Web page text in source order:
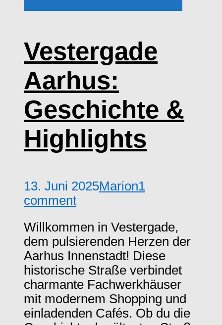
Vestergade
Aarhus:
Geschichte &
Highlights
13. Juni 2025Marion1
comment
Willkommen in Vestergade,
dem pulsierenden Herzen der
Aarhus Innenstadt! Diese
historische Straße verbindet
charmante Fachwerkhäuser
mit modernem Shopping und
einladenden Cafés. Ob du die